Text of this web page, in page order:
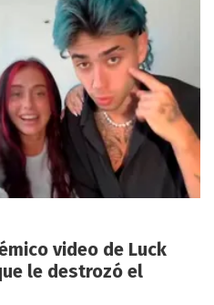
video de Luck
le destrozó el